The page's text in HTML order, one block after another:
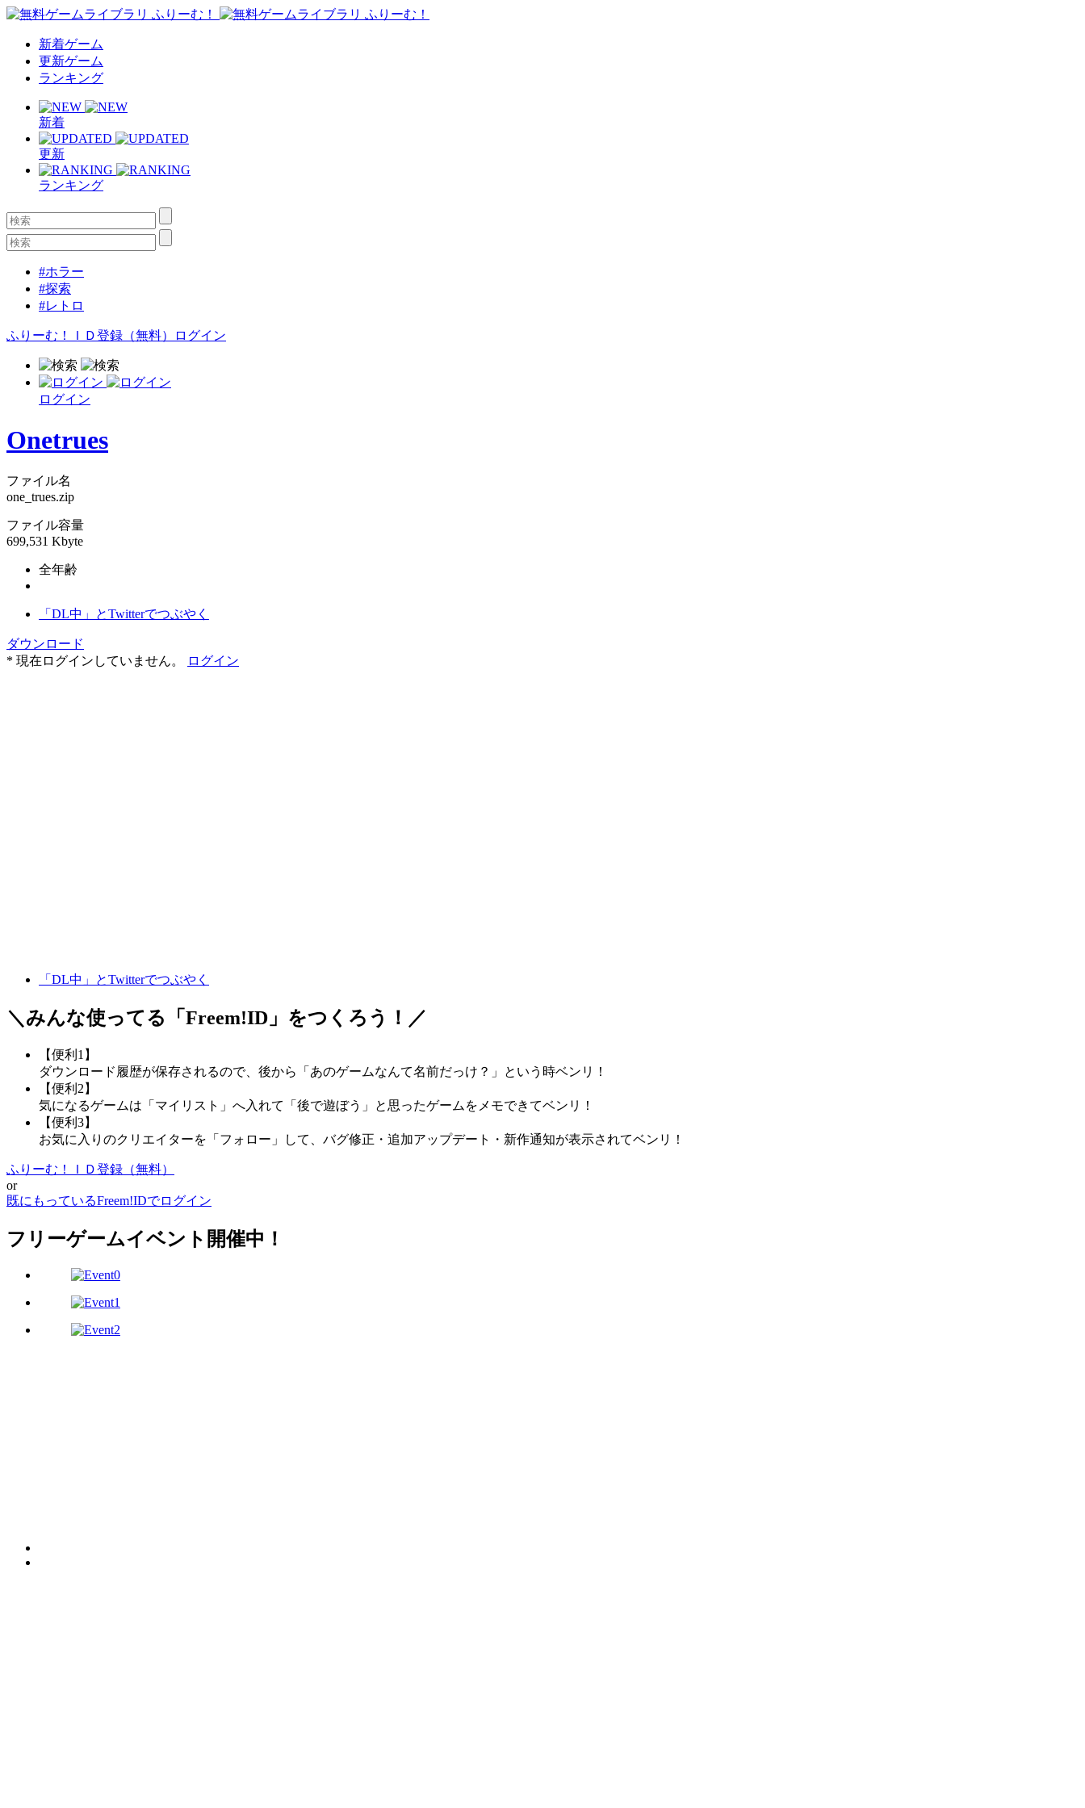
新着ゲーム
更新ゲーム
ランキング
新着
更新
ランキング
#ホラー
#探索
#レトロ
ふりーむ！ＩＤ登録（無料） ログイン
ログイン
Onetrues
ファイル名
one_trues.zip
ファイル容量
699,531 Kbyte
全年齢
「DL中」とTwitterでつぶやく
ダウンロード
* 現在ログインしていません。
ログイン
「DL中」とTwitterでつぶやく
＼みんな使ってる「 Freem!ID 」をつくろう！／
【便利1】
ダウンロード履歴が保存されるので、後から「あのゲームなんて名前だっけ？」という時ベンリ！
【便利2】
気になるゲームは「マイリスト」へ入れて「後で遊ぼう」と思ったゲームをメモできてベンリ！
【便利3】
お気に入りのクリエイターを「フォロー」して、バグ修正・追加アップデート・新作通知が表示されてベンリ！
ふりーむ！ＩＤ登録（無料）
or
既にもっているFreem!IDでログイン
フリーゲームイベント開催中！